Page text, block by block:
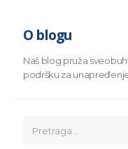
O blogu
Naš blog pruža
podršku za